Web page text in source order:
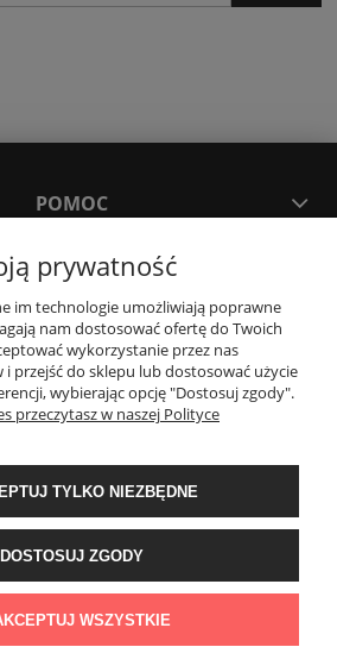
POMOC
MOJE KONTO
I DOSTAWA
KONTAKT
| Pawła 23, 41-708 Ruda Śląska | E-mail:
012 164 lub 600 012 159 | TGS Przemysław
| REGON: 276403698
prywatność
im technologie umożliwiają poprawne
nam dostosować ofertę do Twoich
wykorzystanie przez nas
przejść do sklepu lub dostosować użycie
wybierając opcję "Dostosuj zgody".
przeczytasz w naszej Polityce
TYLKO NIEZBĘDNE
DOSTOSUJ ZGODY
WSZYSTKIE